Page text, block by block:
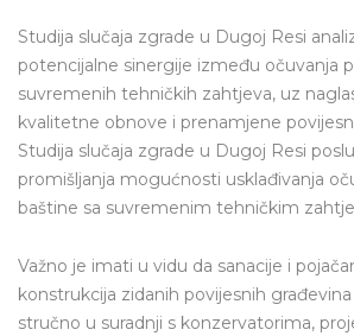
Studija slučaja zgrade u Dugoj Resi
potencijalne sinergije između očuvanja
suvremenih tehničkih zahtjeva, uz
kvalitetne obnove i prenamjene
Studija slučaja zgrade u Dugoj Resi
promišljanja mogućnosti usklađivanja
baštine sa suvremenim tehničkim
Važno je imati u vidu da sanacije i
konstrukcija zidanih povijesnih
stručno u suradnji s konzervatorima,